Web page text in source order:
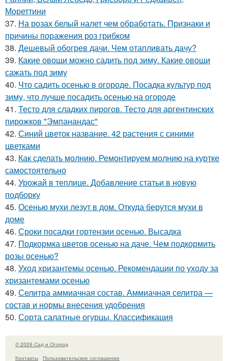
Мореттини
37. На розах белый налет чем обработать. Признаки и
причины поражения роз грибком
38. Дешевый обогрев дачи. Чем отапливать дачу?
39. Какие овощи можно садить под зиму. Какие овощи
сажать под зиму
40. Что садить осенью в огороде. Посадка культур под
зиму, что лучше посадить осенью на огороде
41. Тесто для сладких пирогов. Тесто для аргентинских
пирожков "Эмпанандас"
42. Синий цветок название. 42 растения с синими
цветками
43. Как сделать молнию. Ремонтируем молнию на куртке
самостоятельно
44. Урожай в теплице. Добавление статьи в новую
подборку
45. Осенью мухи лезут в дом. Откуда берутся мухи в
доме
46. Сроки посадки гортензии осенью. Высадка
47. Подкормка цветов осенью на даче. Чем подкормить
розы осенью?
48. Уход хризантемы осенью. Рекомендации по уходу за
хризантемами осенью
49. Селитра аммиачная состав. Аммиачная селитра —
состав и нормы внесения удобрения
50. Сорта салатные огурцы. Классификация
© 2026 Сад и Огород
Контакты
Пользовательское соглашение